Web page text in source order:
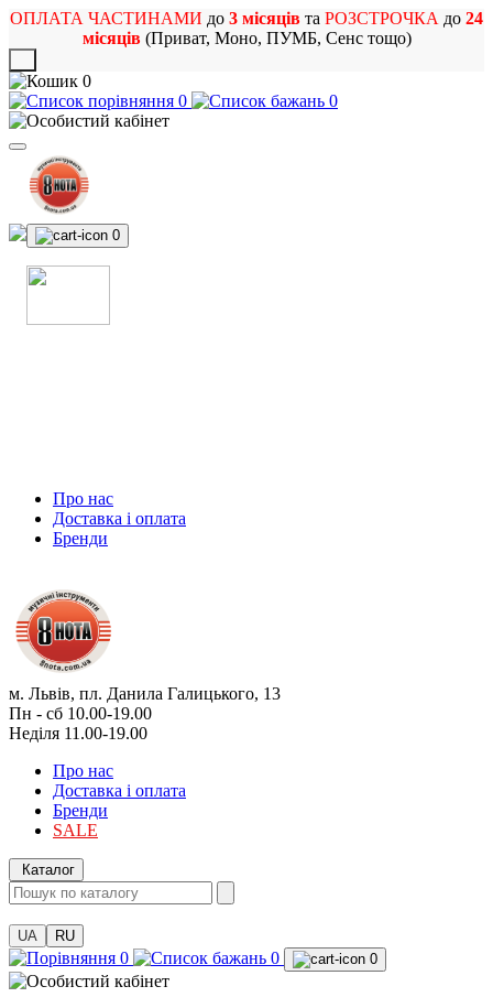
ОПЛАТА ЧАСТИНАМИ до 3 місяців та РОЗСТРОЧКА до 24
місяців(Приват, Моно, ПУМБ, Сенс тощо)
0
0
0
0
Про нас
Доставка і оплата
Бренди
м. Львів, пл. Данила Галицького, 13
Пн - сб 10.00-19.00
Неділя 11.00-19.00
Про нас
Доставка і оплата
Бренди
SALE
Каталог
UA RU
0 0 0